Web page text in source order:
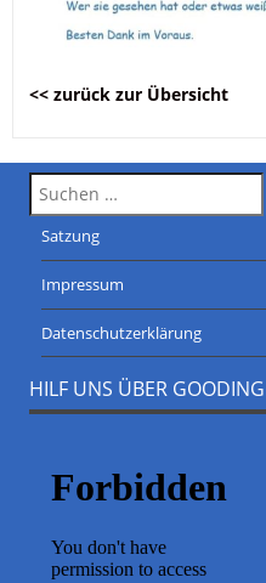
<< zurück zur Übersicht
Suche
nach:
Satzung
Impressum
Datenschutzerklärung
HILF UNS ÜBER GOODING